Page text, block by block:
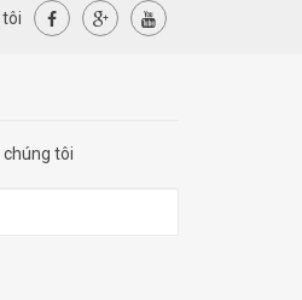
tôi
tôi